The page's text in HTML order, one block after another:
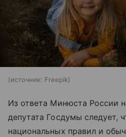
источник: Freepik
Из ответа Минюста России
депутата Госдумы следует,
национальных правил и